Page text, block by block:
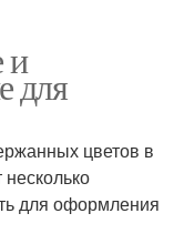
и
для
цветов в
для оформления